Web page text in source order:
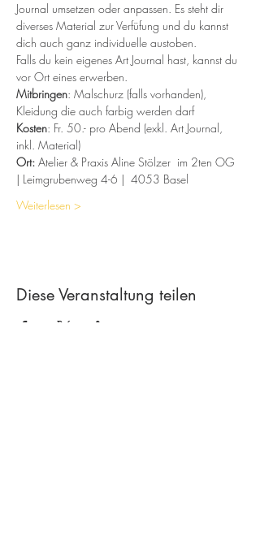
Journal umsetzen oder anpassen. Es steht dir
diverses Material zur Verfüfung und du kannst
dich auch ganz individuelle austoben.
Falls du kein eigenes Art Journal hast, kannst du
vor Ort eines erwerben.
Mitbringen: Malschurz (falls vorhanden),
Kleidung die auch farbig werden darf
Kosten: Fr. 50.- pro Abend (exkl. Art Journal,
inkl. Material)
Ort: Atelier & Praxis Aline Stölzer  im 2ten OG
| Leimgrubenweg 4-6 |  4053 Basel
Weiterlesen >
Diese Veranstaltung teilen